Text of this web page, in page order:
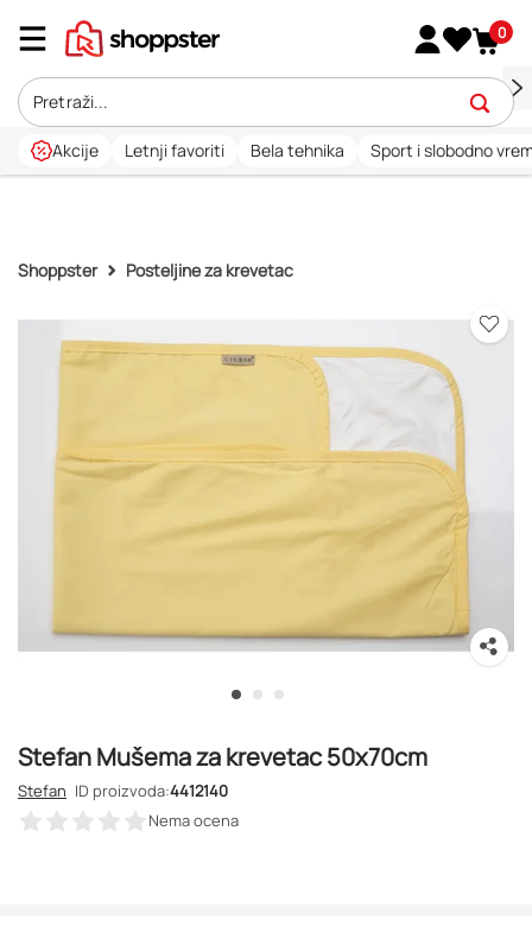
0
Akcije Letnji favoriti Bela tehnika Sport i slobodno
Shoppster Posteljine za krevetac
Stefan Mušema za krevetac 50x70cm
Stefan ID proizvoda:4412140
Nema ocena